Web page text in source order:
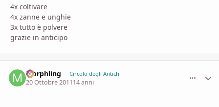
4x coltivare
4x zanne e unghie
3x tutto è polvere
grazie in anticipo
Morphling Circolo degli Antichi
20 Ottobre 201114 anni